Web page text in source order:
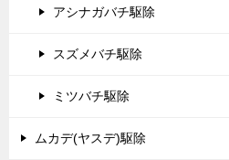
アシナガバチ駆除
スズメバチ駆除
ミツバチ駆除
ムカデ(ヤスデ)駆除